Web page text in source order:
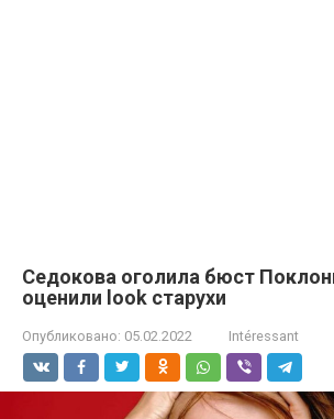
Седокова оголила бюст
оценили look старухи
Опубликовано: 05.02.2022 Intéressant